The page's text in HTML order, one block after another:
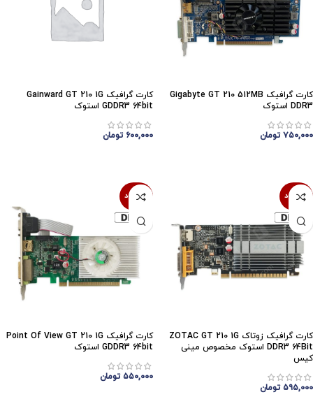
کارت گرافیک Gigabyte GT 210 512MB
DDR3 استوک
۷۵۰,۰۰۰ تومان
کارت گرافیک Gainward GT 210 1G
GDDR3 64bit استوک
۶۰۰,۰۰۰ تومان
ناموجود
کارت گرافیک زوتاک ZOTAC GT 210 1G
DDR3 64Bit استوک مخصوص مینی
کیس
۵۹۵,۰۰۰ تومان
ناموجود
کارت گرافیک Point Of View GT 210 1G
GDDR3 64bit استوک
۵۵۰,۰۰۰ تومان